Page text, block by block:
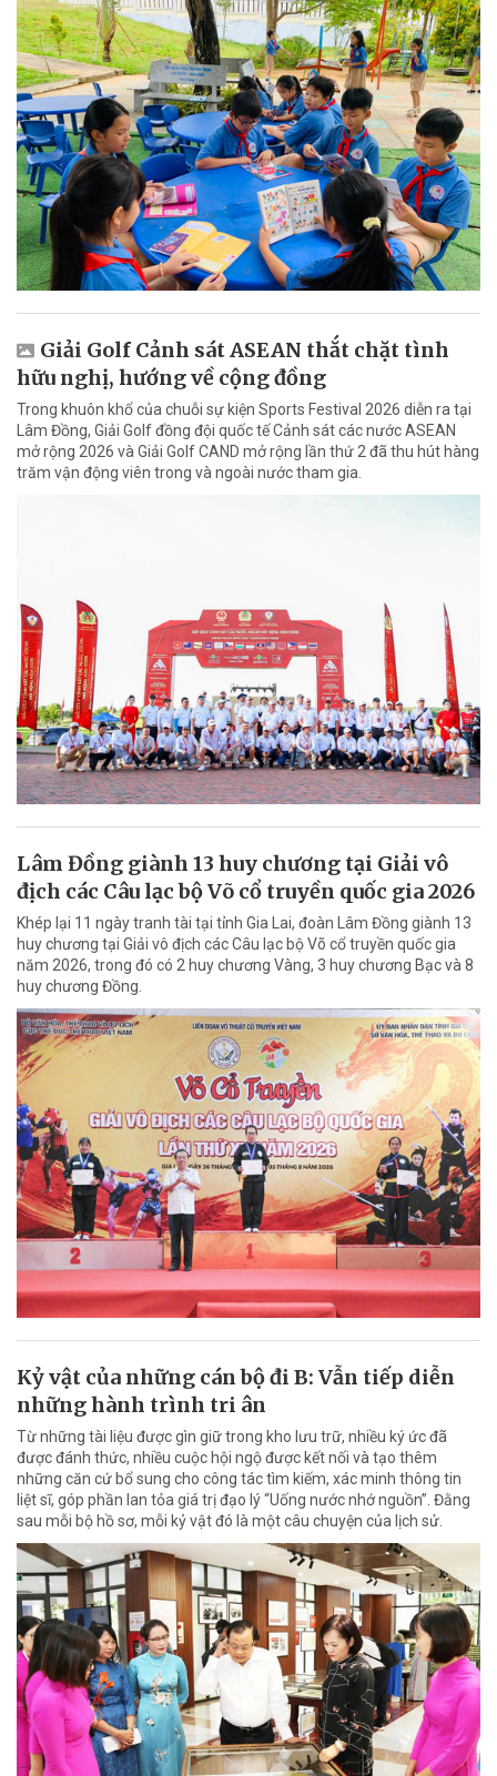
Giải Golf Cảnh sát ASEAN thắt chặt tình
hữu nghị, hướng về cộng đồng
Trong khuôn khổ của chuỗi sự kiện Sports Festival 2026 diễn ra tại
Lâm Đồng, Giải Golf đồng đội quốc tế Cảnh sát các nước ASEAN
mở rộng 2026 và Giải Golf CAND mở rộng lần thứ 2 đã thu hút hàng
trăm vận động viên trong và ngoài nước tham gia.
Lâm Đồng giành 13 huy chương tại Giải vô
địch các Câu lạc bộ Võ cổ truyền quốc gia 2026
Khép lại 11 ngày tranh tài tại tỉnh Gia Lai, đoàn Lâm Đồng giành 13
huy chương tại Giải vô địch các Câu lạc bộ Võ cổ truyền quốc gia
năm 2026, trong đó có 2 huy chương Vàng, 3 huy chương Bạc và 8
huy chương Đồng.
Kỷ vật của những cán bộ đi B: Vẫn tiếp diễn
những hành trình tri ân
Từ những tài liệu được gìn giữ trong kho lưu trữ, nhiều ký ức đã
được đánh thức, nhiều cuộc hội ngộ được kết nối và tạo thêm
những căn cứ bổ sung cho công tác tìm kiếm, xác minh thông tin
liệt sĩ, góp phần lan tỏa giá trị đạo lý “Uống nước nhớ nguồn”. Đằng
sau mỗi bộ hồ sơ, mỗi kỷ vật đó là một câu chuyện của lịch sử.